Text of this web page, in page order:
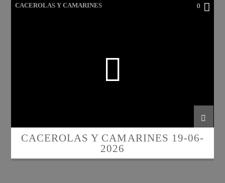
CACEROLAS Y CAMARINES 0
CACEROLAS Y CAMARINES 19-06-
2026